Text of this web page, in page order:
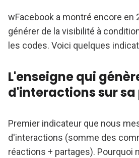
wFacebook a montré encore en
générer de la visibilité à
les codes. Voici quelques
L'enseigne qui
d'interactions sur sa
Premier indicateur que nous
d'interactions (somme des
réactions + partages). Pourquoi